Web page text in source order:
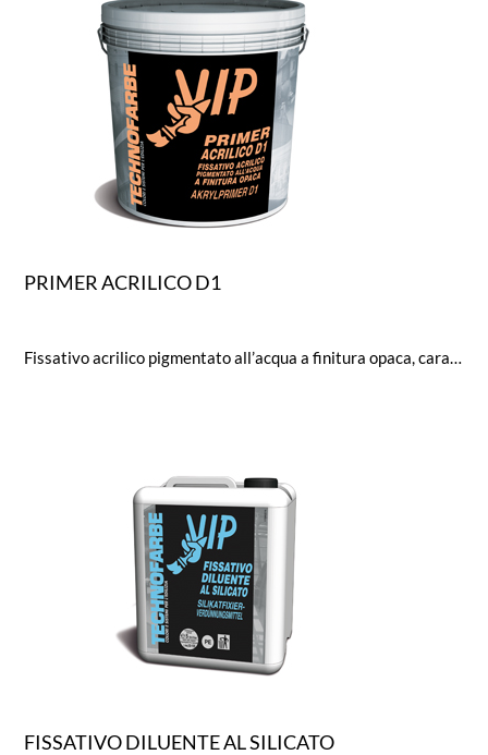
PRIMER ACRILICO D1
Fissativo acrilico pigmentato all’acqua a finitura opaca, caratterizzato da particelle estremamente fini. Eccezionale
FISSATIVO DILUENTE AL SILICATO